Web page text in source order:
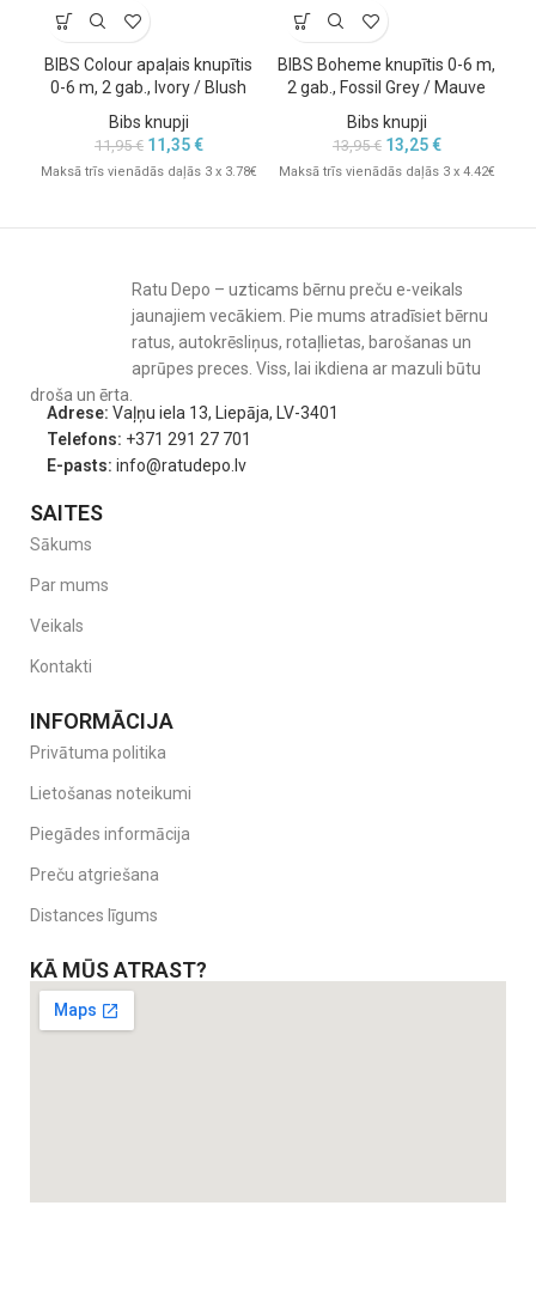
BIBS Colour apaļais knupītis
0-6 m, 2 gab., Ivory / Blush
Bibs knupji
11,95€ 11,35€
Maksā trīs vienādās daļās 3 x 3.78€
BIBS Boheme knupītis 0-6 m,
2 gab., Fossil Grey / Mauve
Bibs knupji
13,95€ 13,25€
Maksā trīs vienādās daļās 3 x 4.42€
Ratu Depo – uzticams bērnu preču e-veikals
jaunajiem vecākiem. Pie mums atradīsiet bērnu
ratus, autokrēsliņus, rotaļlietas, barošanas un
aprūpes preces. Viss, lai ikdiena ar mazuli būtu
droša un ērta.
Adrese: Vaļņu iela 13, Liepāja, LV-3401
Telefons: +371 291 27 701
E-pasts: info@ratudepo.lv
SAITES
Sākums
Par mums
Veikals
Kontakti
INFORMĀCIJA
Privātuma politika
Lietošanas noteikumi
Piegādes informācija
Preču atgriešana
Distances līgums
KĀ MŪS ATRAST?